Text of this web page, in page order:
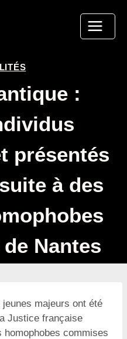
:
présentés
à des
Nantes
majeurs ont été
Justice française
commises